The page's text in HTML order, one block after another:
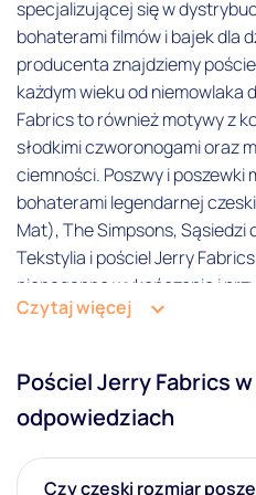
100% bawełna
Motyw
Bajkowy
Dziecięcy
Napisy
Sportowy
Zwierzątka
Jerry Fabrics
40x60
specjalizującej się w
bohaterami filmów i bajek dla
producenta znajdziemy
każdym wieku od niemowlaka
Fabrics to również motywy z
słodkimi czworonogami oraz
ciemności. Poszwy i poszewki
bohaterami legendarnej
Mat), The Simpsons, Sąsiedzi
Tekstylia i pościel Jerry
nienaganne wykończenie i
Czytaj więcej
Pościel Jerry Fabrics
odpowiedziach
Czy czeski rozmiar